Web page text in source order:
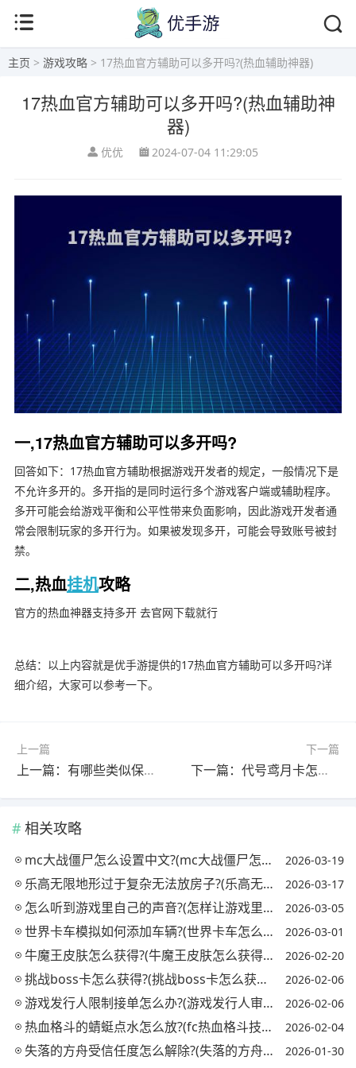
主页 > 游戏攻略 > 17热血官方辅助可以多开吗?(热血辅助神器)
17热血官方辅助可以多开吗?(热血辅助神
器)
优优 2024-07-04 11:29:05
一,17热血官方辅助可以多开吗?
回答如下：17热血官方辅助根据游戏开发者的规定，一般情况下是
不允许多开的。多开指的是同时运行多个游戏客户端或辅助程序。
多开可能会给游戏平衡和公平性带来负面影响，因此游戏开发者通
常会限制玩家的多开行为。如果被发现多开，可能会导致账号被封
禁。
二,热血挂机攻略
官方的热血神器支持多开 去官网下载就行
总结：以上内容就是优手游提供的17热血官方辅助可以多开吗?详
细介绍，大家可以参考一下。
上一篇
上一篇：有哪些类似保卫萝卜的游戏?(有哪些类似保卫萝卜的游戏名字)
下一篇
下一篇：代号鸢月卡怎么买?(代号风鸢)
相关攻略
mc大战僵尸怎么设置中文?(mc大战僵尸怎么设置中文字幕) 2026-03-19
乐高无限地形过于复杂无法放房子?(乐高无限地形大全) 2026-03-17
怎么听到游戏里自己的声音?(怎样让游戏里的人听到自己放的歌) 2026-03-05
世界卡车模拟如何添加车辆?(世界卡车怎么加mod) 2026-03-01
牛魔王皮肤怎么获得?(牛魔王皮肤怎么获得视频) 2026-02-20
挑战boss卡怎么获得?(挑战boss卡怎么获得最快) 2026-02-06
游戏发行人限制接单怎么办?(游戏发行人审核需要多久) 2026-02-06
热血格斗的蜻蜓点水怎么放?(fc热血格斗技能) 2026-02-04
失落的方舟受信任度怎么解除?(失落的方舟怎么打信号) 2026-01-30